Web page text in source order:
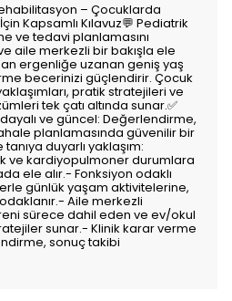
– Çocuklarda
Kapsamlı Kılavuz💬 Pediatrik
ve tedavi planlamasını
aile merkezli bir bakışla ele
ergenliğe uzanan geniş yaş
becerinizi güçlendirir. Çocuk
pratik stratejileri ve
tek çatı altında sunar.✅
ve güncel: Değerlendirme,
planlamasında güvenilir bir
duyarlı yaklaşım:
ve kardiyopulmoner durumlara
ele alır.- Fonksiyon odaklı
günlük yaşam aktivitelerine,
odaklanır.- Aile merkezli
sürece dahil eden ve ev/okul
sunar.- Klinik karar verme
sonuç takibi